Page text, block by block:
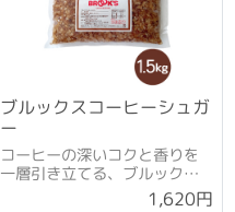
ブルックスコーヒーシュガ
ー
コーヒーの深いコクと香りを
一層引き立てる、ブルックス
1,620円